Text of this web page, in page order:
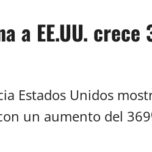
a EE.UU.
Estados Unidos
un aumento del